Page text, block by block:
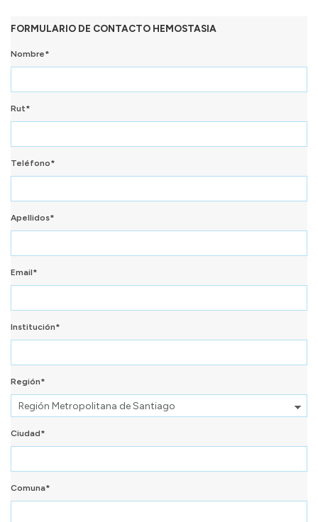
FORMULARIO DE CONTACTO HEMOSTASIA
Nombre*
Rut*
Teléfono*
Apellidos*
Email*
Institución*
Región*
Ciudad*
Comuna*